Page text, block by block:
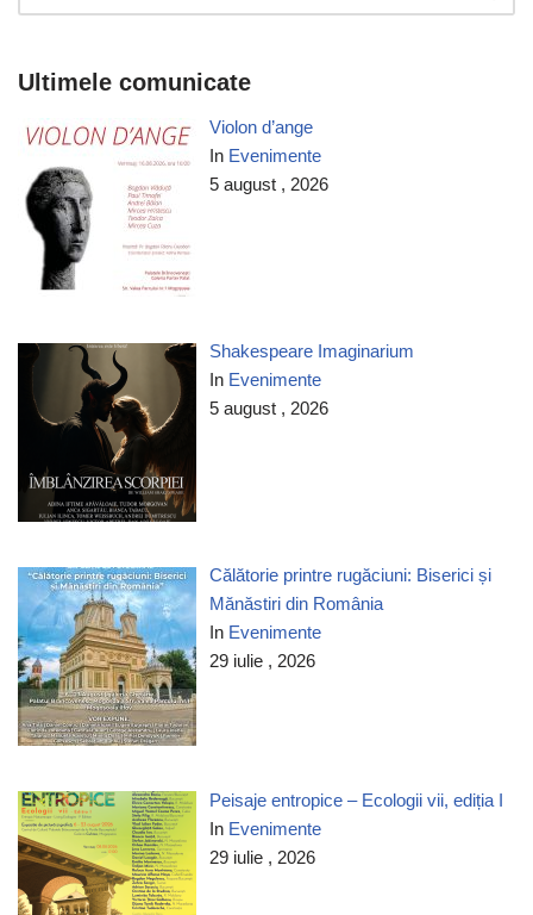
Ultimele comunicate
Violon d’ange
In Evenimente
5 august , 2026
Shakespeare Imaginarium
In Evenimente
5 august , 2026
Călătorie printre rugăciuni: Biserici și
Mănăstiri din România
In Evenimente
29 iulie , 2026
Peisaje entropice – Ecologii vii, ediția I
In Evenimente
29 iulie , 2026